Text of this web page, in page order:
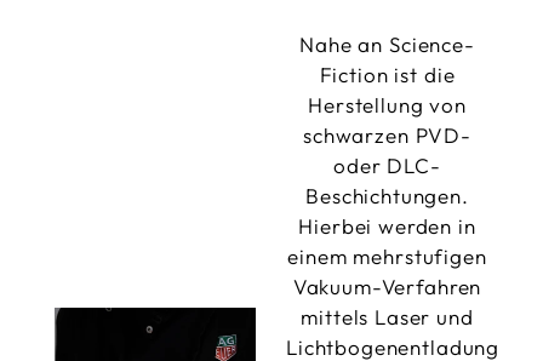
Nahe an Science-
Fiction ist die
Herstellung von
schwarzen PVD-
oder DLC-
Beschichtungen.
Hierbei werden in
einem mehrstufigen
Vakuum-Verfahren
mittels Laser und
Lichtbogenentladung